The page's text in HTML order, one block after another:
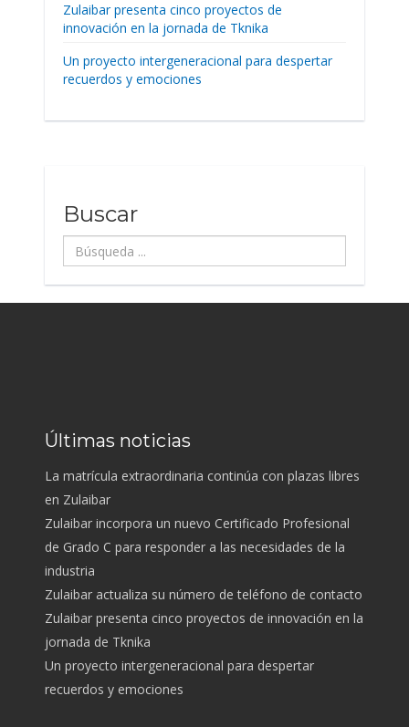
Zulaibar presenta cinco proyectos de
innovación en la jornada de Tknika
Un proyecto intergeneracional para despertar
recuerdos y emociones
Buscar
Búsqueda
...
Últimas noticias
La matrícula extraordinaria continúa con plazas libres
en Zulaibar
Zulaibar incorpora un nuevo Certificado Profesional
de Grado C para responder a las necesidades de la
industria
Zulaibar actualiza su número de teléfono de contacto
Zulaibar presenta cinco proyectos de innovación en la
jornada de Tknika
Un proyecto intergeneracional para despertar
recuerdos y emociones